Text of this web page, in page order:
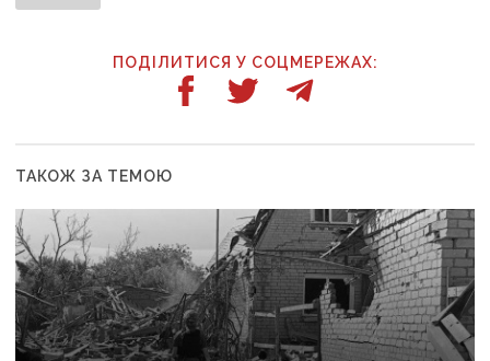
ПОДІЛИТИСЯ У СОЦМЕРЕЖАХ:
ТАКОЖ ЗА ТЕМОЮ